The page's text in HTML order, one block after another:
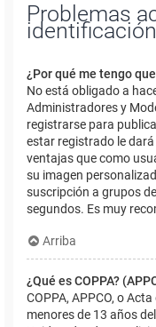
Problemas
¿Por qué me tengo
No está obligado a
Administradores y
registrarse para
estar registrado le
ventajas que como
su imagen
suscripción a grupos
segundos. Es muy
Arriba
¿Qué es COPPA?
COPPA, APPCO, o
menores de 13 años